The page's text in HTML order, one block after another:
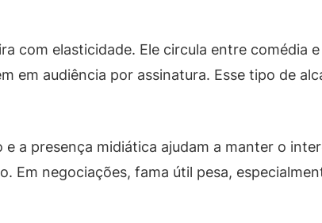
com elasticidade. Ele circula entre comédia
em audiência por assinatura. Esse tipo de
a presença midiática ajudam a manter o
Em negociações, fama útil pesa,